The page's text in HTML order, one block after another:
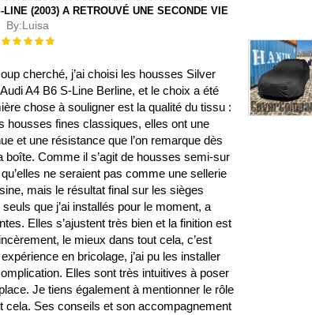
LINE (2003) A RETROUVÉ UNE SECONDE VIE
By:Luisa
Évaluation :
cherché, j’ai choisi les housses Silver
A4 B6 S-Line Berline, et le choix a été
chose à souligner est la qualité du tissu :
housses fines classiques, elles ont une
et une résistance que l’on remarque dès
boîte. Comme il s’agit de housses semi-sur
ne seraient pas comme une sellerie
mais le résultat final sur les sièges
que j’ai installés pour le moment, a
Elles s’ajustent très bien et la finition est
le mieux dans tout cela, c’est
en bricolage, j’ai pu les installer
Elles sont très intuitives à poser
Je tiens également à mentionner le rôle
cela. Ses conseils et son accompagnement